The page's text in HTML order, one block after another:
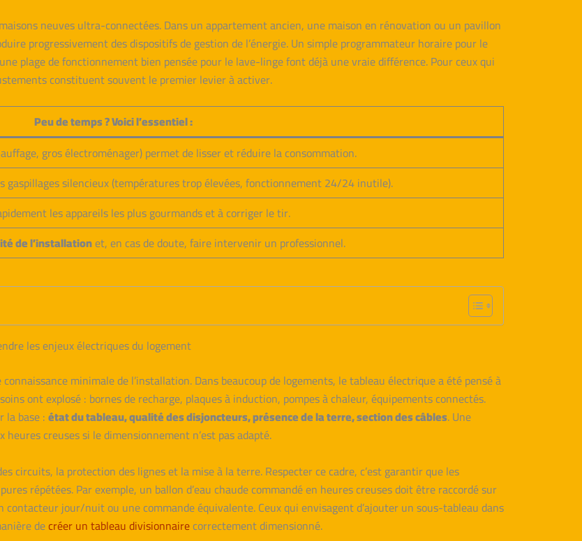
neuves ultra-connectées. Dans un appartement ancien, une maison en rénovation ou un pavillon
progressivement des dispositifs de gestion de l’énergie. Un simple programmateur horaire pour le
plage de fonctionnement bien pensée pour le lave-linge font déjà une vraie différence. Pour ceux qui
constituent souvent le premier levier à activer.
Peu de temps ? Voici l’essentiel :
gros électroménager) permet de lisser et réduire la consommation.
gaspillages silencieux (températures trop élevées, fonctionnement 24/24 inutile).
les appareils les plus gourmands et à corriger le tir.
de l’installationet, en cas de doute, faire intervenir un professionnel.
les enjeux électriques du logement
minimale de l’installation. Dans beaucoup de logements, le tableau électrique a été pensé à
ont explosé : bornes de recharge, plaques à induction, pompes à chaleur, équipements connectés.
base :état du tableau, qualité des disjoncteurs, présence de la terre, section des câbles. Une
creuses si le dimensionnement n’est pas adapté.
circuits, la protection des lignes et la mise à la terre. Respecter ce cadre, c’est garantir que les
répétées. Par exemple, un ballon d’eau chaude commandé en heures creuses doit être raccordé sur
jour/nuit ou une commande équivalente. Ceux qui envisagent d’ajouter un sous-tableau dans
decréer un tableau divisionnairecorrectement dimensionné.